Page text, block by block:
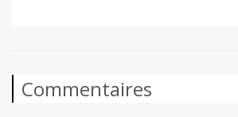
Commentaires